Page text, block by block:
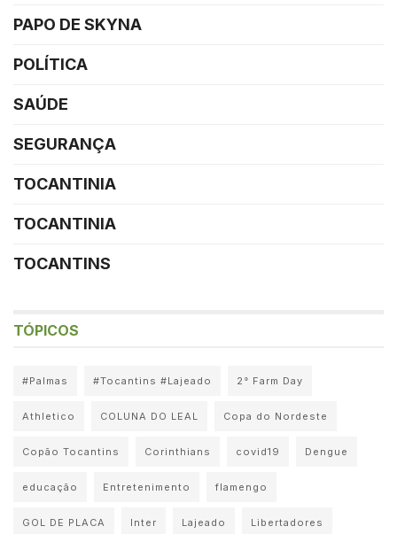
PAPO DE SKYNA
POLÍTICA
SAÚDE
SEGURANÇA
TOCANTINIA
TOCANTINIA
TOCANTINS
TÓPICOS
#Palmas #Tocantins #Lajeado 2° Farm Day
Athletico COLUNA DO LEAL Copa do Nordeste
Copão Tocantins Corinthians covid19 Dengue
educação Entretenimento flamengo
GOL DE PLACA Inter Lajeado Libertadores